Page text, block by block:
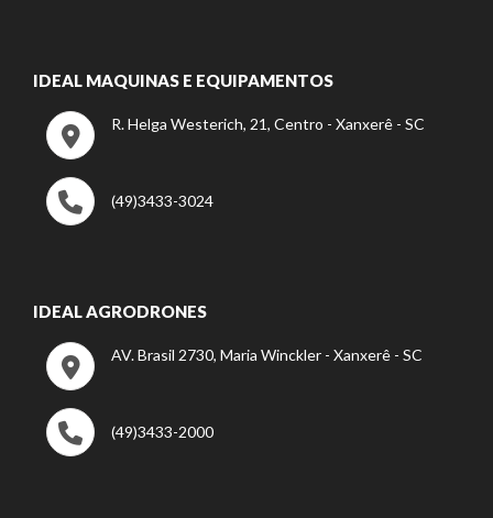
IDEAL MAQUINAS E EQUIPAMENTOS
R. Helga Westerich, 21, Centro - Xanxerê - SC
(49)3433-3024
IDEAL AGRODRONES
AV. Brasil 2730, Maria Winckler - Xanxerê - SC
(49)3433-2000